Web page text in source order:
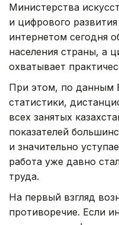
Министерства
и цифрового
интернетом сегодня
населения страны, а
охватывает
При этом, по данным
статистики,
всех занятых
показателей
и значительно
работа уже давно
труда.
На первый взгляд
противоречие. Если